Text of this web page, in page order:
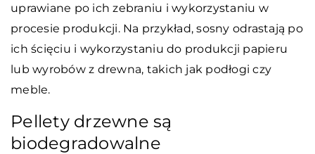
uprawiane po ich zebraniu i wykorzystaniu w
procesie produkcji. Na przykład, sosny odrastają po
ich ścięciu i wykorzystaniu do produkcji papieru
lub wyrobów z drewna, takich jak podłogi czy
meble.
Pellety drzewne są
biodegradowalne